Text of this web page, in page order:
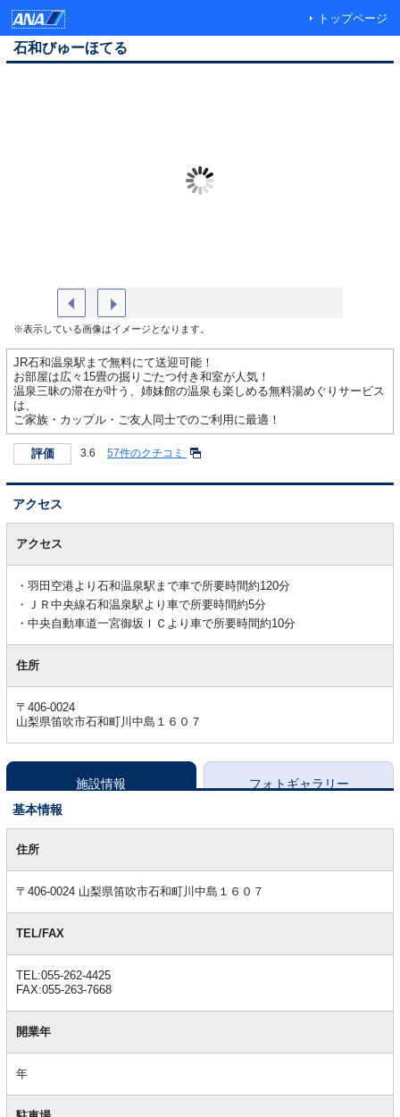
トップページ
石和びゅーほてる
※表示している画像はイメージとなります。
JR石和温泉駅まで無料にて送迎可能！
お部屋は広々15畳の掘りごたつ付き和室が人気！
温泉三昧の滞在が叶う、姉妹館の温泉も楽しめる無料湯めぐりサービス
は、
ご家族・カップル・ご友人同士でのご利用に最適！
評価 3.6 57件のクチコミ
アクセス
アクセス
羽田空港より石和温泉駅まで車で所要時間約120分
ＪＲ中央線石和温泉駅より車で所要時間約5分
中央自動車道一宮御坂ＩＣより車で所要時間約10分
住所
〒406-0024
山梨県笛吹市石和町川中島１６０７
施設情報
フォトギャラリー
基本情報
本住所
〒406-0024 山梨県笛吹市石和町川中島１６０７
TEL/FAX
TEL:055-262-4425
FAX:055-263-7668
開業年
年